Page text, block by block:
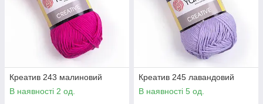
Креатив 243 малиновий
В наявності 2 од.
Креатив 245 лавандовий
В наявності 5 од.